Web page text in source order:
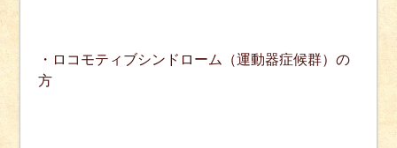
・ロコモティブシンドローム（運動器症候群）の
方